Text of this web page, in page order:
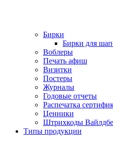
Бирки
Бирки для
Воблеры
Печать афиш
Визитки
Постеры
Журналы
Годовые отчеты
Распечатка
Ценники
Штрихкоды
Типы продукции